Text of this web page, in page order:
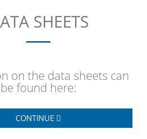
SHEETS
on the data sheets can
be found here:
CONTINUE